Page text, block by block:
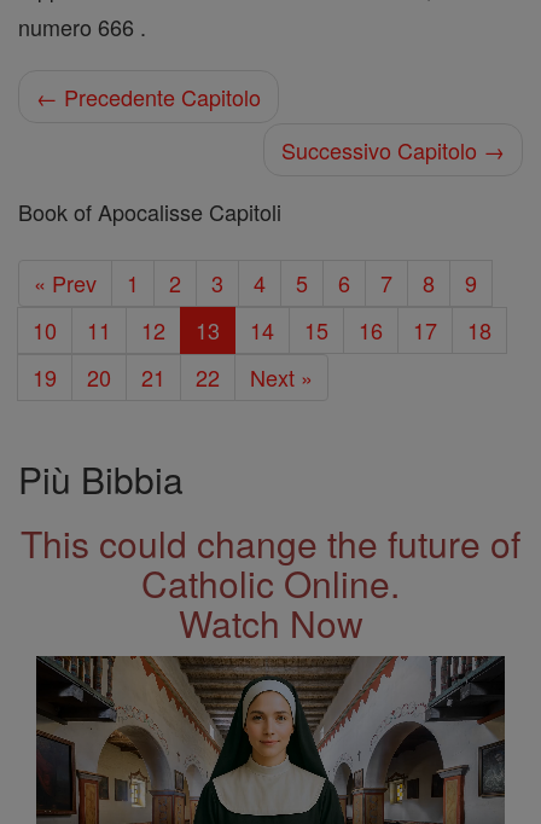
numero 666 .
← Precedente Capitolo
Successivo Capitolo →
Book of Apocalisse Capitoli
« Prev 1 2 3 4 5 6 7 8
9
10
11 12 13 14 15 16 17
18
19
20 21 22 Next »
Più Bibbia
This could change the future of
Catholic Online.
Watch Now